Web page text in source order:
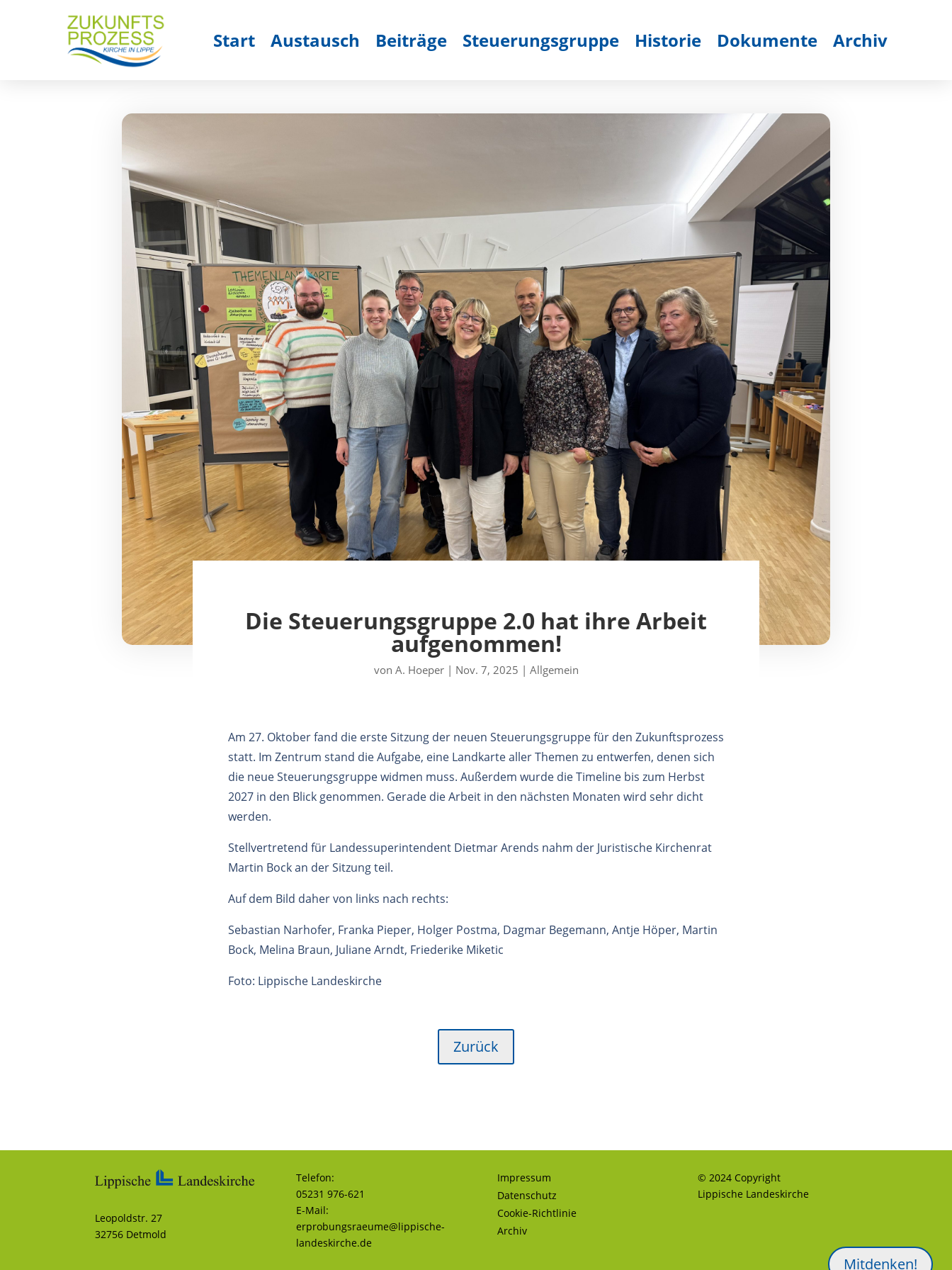
Start Austausch Beiträge Steuerungsgruppe Historie Dokumente Archiv
Die Steuerungsgruppe 2.0 hat ihre Arbeit
aufgenommen!
von A. Hoeper| Nov. 7, 2025 | Allgemein
Am 27. Oktober fand die erste Sitzung der neuen Steuerungsgruppe für den Zukunftsprozess
statt. Im Zentrum stand die Aufgabe, eine Landkarte aller Themen zu entwerfen, denen sich
die neue Steuerungsgruppe widmen muss. Außerdem wurde die Timeline bis zum Herbst
2027 in den Blick genommen. Gerade die Arbeit in den nächsten Monaten wird sehr dicht
werden.
Stellvertretend für Landessuperintendent Dietmar Arends nahm der Juristische Kirchenrat
Martin Bock an der Sitzung teil.
Auf dem Bild daher von links nach rechts:
Sebastian Narhofer, Franka Pieper, Holger Postma, Dagmar Begemann, Antje Höper, Martin
Bock, Melina Braun, Juliane Arndt, Friederike Miketic
Foto: Lippische Landeskirche
Zurück
Leopoldstr. 27
32756 Detmold
Telefon:
05231 976-621
E-Mail:
erprobungsraeume@lippische-
landeskirche.de
Impressum
Datenschutz
Cookie-Richtlinie
Archiv
© 2024 Copyright
Lippische Landeskirche
Mitdenken!